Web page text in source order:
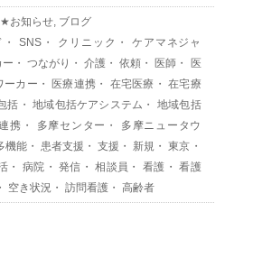
★お知らせ, ブログ
・SNS ・ クリニック ・ ケアマネジャ
ー ・ つながり ・介護 ・依頼 ・ 医師 ・
医
ーカー ・ 医療連携 ・ 在宅医療 ・在宅療
括 ・地域包括ケアシステム ・ 地域包括
携 ・ 多摩センター ・ 多摩ニュータウ
機能・患者支援 ・支援 ・ 新規 ・東京 ・
・ 病院 ・発信 ・相談員 ・ 看護 ・看護
空き状況・ 訪問看護・ 高齢者